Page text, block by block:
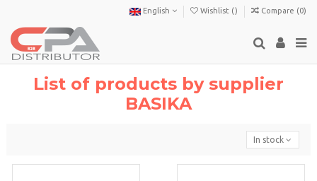
English Wishlist () Compare (0)
List of products by supplier
BASIKA
In stock